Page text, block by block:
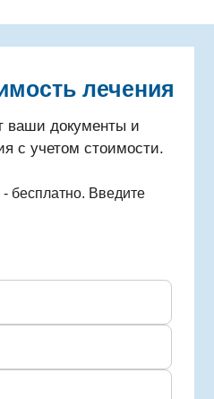
лечения
ваши документы и
с учетом стоимости.
бесплатно. Введите